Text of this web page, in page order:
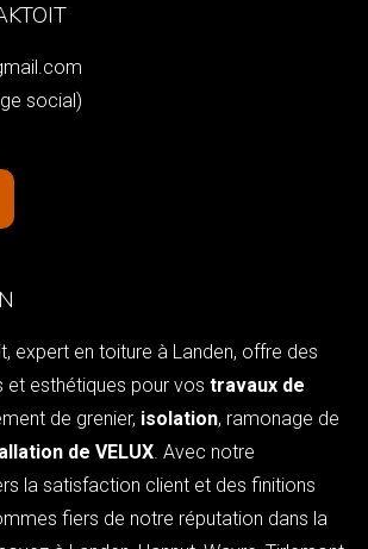
social)
expert en toiture à Landen, offre des
et esthétiques pour vos travaux de
de grenier, isolation, ramonage de
de VELUX. Avec notre
la satisfaction client et des finitions
fiers de notre réputation dans la